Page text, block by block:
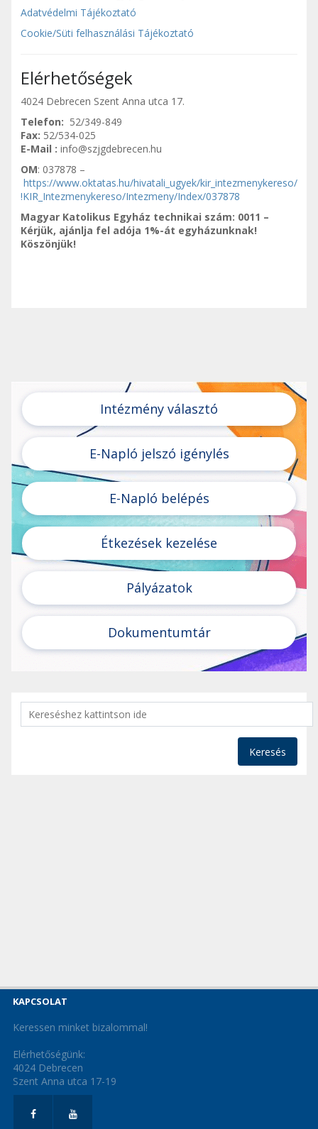
Adatvédelmi Tájékoztató
Cookie/Süti felhasználási Tájékoztató
Elérhetőségek
4024 Debrecen Szent Anna utca 17.
Telefon: 52/349-849
Fax: 52/534-025
E-Mail : info@szjgdebrecen.hu
OM: 037878 –
https://www.oktatas.hu/hivatali_ugyek/kir_intezmenykereso/
!KIR_Intezmenykereso/Intezmeny/Index/037878
Magyar Katolikus Egyház technikai szám: 0011 –
Kérjük, ajánlja fel adója 1%-át egyházunknak!
Köszönjük!
Intézmény választó
E-Napló jelszó igénylés
E-Napló belépés
Étkezések kezelése
Pályázatok
Dokumentumtár
Keresés
KAPCSOLAT
Keressen minket bizalommal!
Elérhetőségünk:
4024 Debrecen
Szent Anna utca 17-19